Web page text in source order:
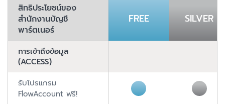
สิทธิประโยชน์ของ
สำนักงานบัญชี
พาร์ตเนอร์
FREE SILVER
การเข้าถึงข้อมูล
(ACCESS)
รับโปรแกรม
FlowAccount ฟรี!